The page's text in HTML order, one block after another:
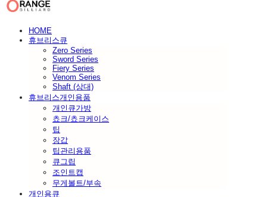
HOME
휴브리스큐
Zero Series
Sword Series
Fiery Series
Venom Series
Shaft (상대)
휴브리스개인용품
개인큐가방
쵸크/쵸크케이스
팁
장갑
팁관리용품
큐그립
조인트캡
무게볼트/부속
개인용큐